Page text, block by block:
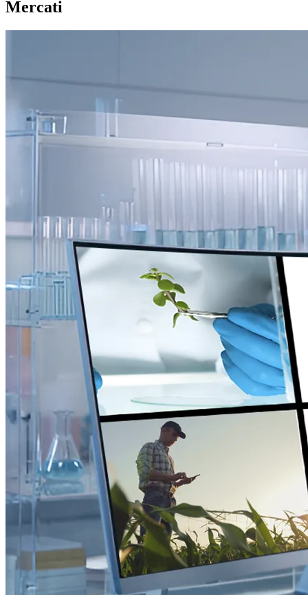
Mercati